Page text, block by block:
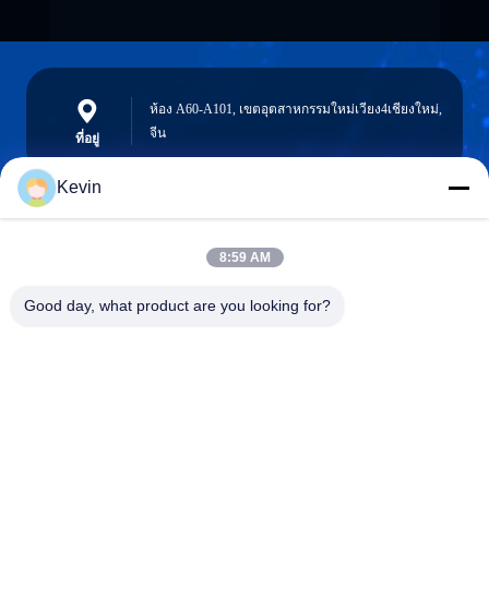
ที่อยู่
ห้อง A60-A101, เขตอุตสาหกรรมใหม่เวียง4เชียงใหม่,
จีน
info@seethrulcd.com
Kevin
8:59 AM
Good day, what product are you looking for?